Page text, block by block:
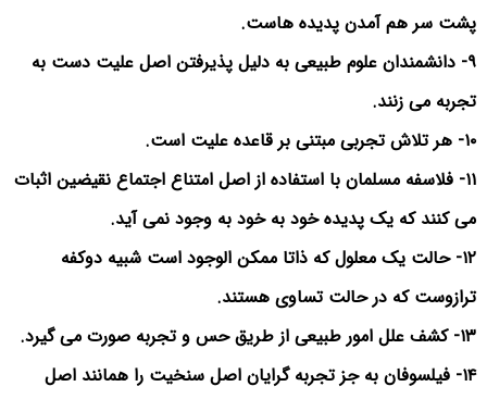
پشت سر هم آمدن پدیده هاست.
۹- دانشمندان علوم طبیعی به دلیل پذیرفتن اصل علیت دست به
تجربه می زنند.
۱۰- هر تلاش تجربی مبتنی بر قاعده علیت است.
۱۱- فلاسفه مسلمان با استفاده از اصل امتناع اجتماع نقیضین اثبات
می کنند که یک پدیده خود به خود به وجود نمی آید.
۱۲- حالت یک معلول که ذاتا ممکن الوجود است شبیه دوکفه
ترازوست که در حالت تساوی هستند.
۱۳- کشف علل امور طبیعی از طریق حس و تجربه صورت می گیرد.
۱۴- فیلسوفان به جز تجربه گرایان اصل سنخیت را همانند اصل